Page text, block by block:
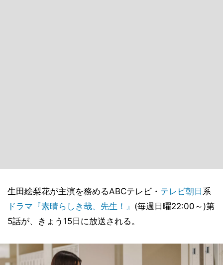
生田絵梨花が主演を務めるABCテレビ・ テレビ朝日 系
ドラマ 『素晴らしき哉、先生！』 (毎週日曜22:00～)第
5話が、きょう15日に放送される。